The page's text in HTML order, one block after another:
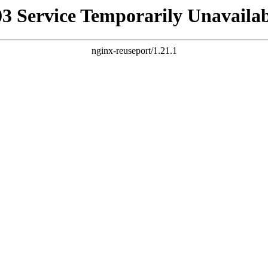
Service Temporarily
nginx-reuseport/1.21.1